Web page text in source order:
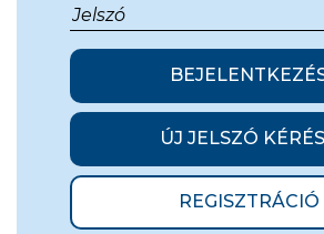
ÚJ JELSZÓ
REGISZTRÁCIÓ